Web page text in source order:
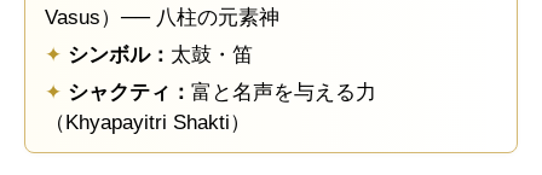
Vasus）── 八柱の元素神
✦ シンボル： 太鼓・笛
✦ シャクティ： 富と名声を与える力
（Khyapayitri Shakti）